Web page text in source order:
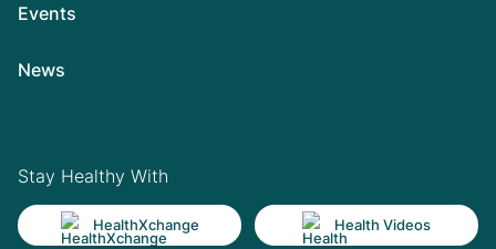
Events
News
Stay Healthy With
HealthXchange Health Videos